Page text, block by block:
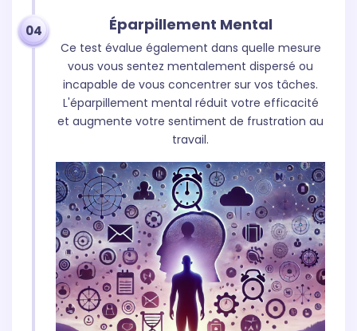
Éparpillement Mental
Ce test évalue également dans quelle mesure
vous vous sentez mentalement dispersé ou
incapable de vous concentrer sur vos tâches.
L'éparpillement mental réduit votre efficacité
et augmente votre sentiment de frustration au
travail.
04